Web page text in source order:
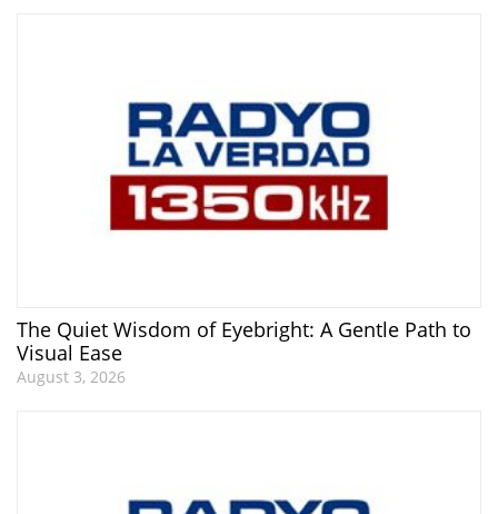
The Quiet Wisdom of Eyebright: A Gentle Path to
Visual Ease
August 3, 2026